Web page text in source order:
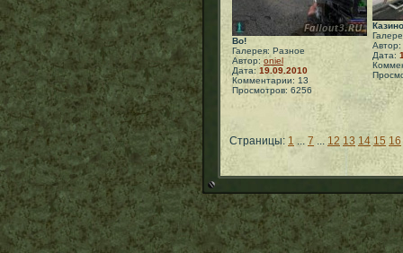
Во!
Галерея: Разное
Автор: oniel
Дата: 19.09.2010
Комментарии: 13
Просмотров: 6256
Автор:
Дата:
Страницы: 1 ... 7 ... 12 13 14 15 16